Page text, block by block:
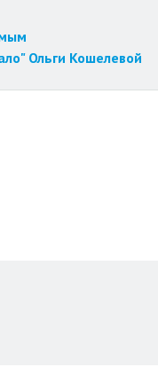
Ольги Кошелевой